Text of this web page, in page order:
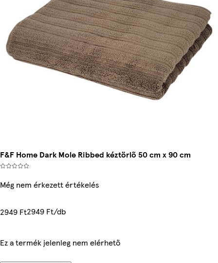
F&F Home Dark Mole Ribbed kéztörlő 50 cm x 90 cm
Még nem érkezett értékelés
2949 Ft2949 Ft/db
Ez a termék jelenleg nem elérhető